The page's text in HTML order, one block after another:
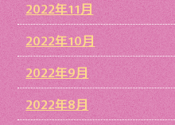
2022年11月
2022年10月
2022年9月
2022年8月